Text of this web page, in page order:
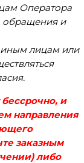
Оператора
обращения и
лицам или
и
направления
заказным
либо